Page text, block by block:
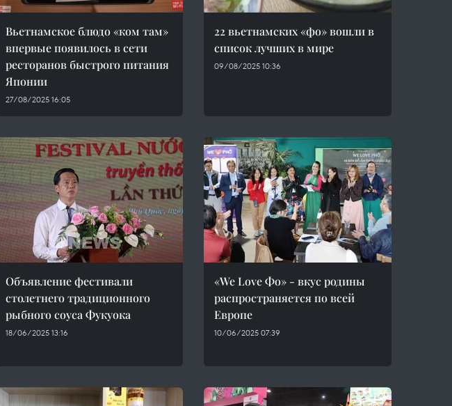
Вьетнамское блюдо «ком там»
впервые появилось в сети
ресторанов быстрого питания
Японии
27/08/2025 16:05
22 вьетнамских «фо» вошли в
список лучших в мире
09/08/2025 10:36
Объявление фестивали
столетнего традиционного
рыбного соуса Фукуока
18/06/2025 13:16
«We Love Фо» - вкус родины
распространяется по всей
Европе
10/06/2025 07:39